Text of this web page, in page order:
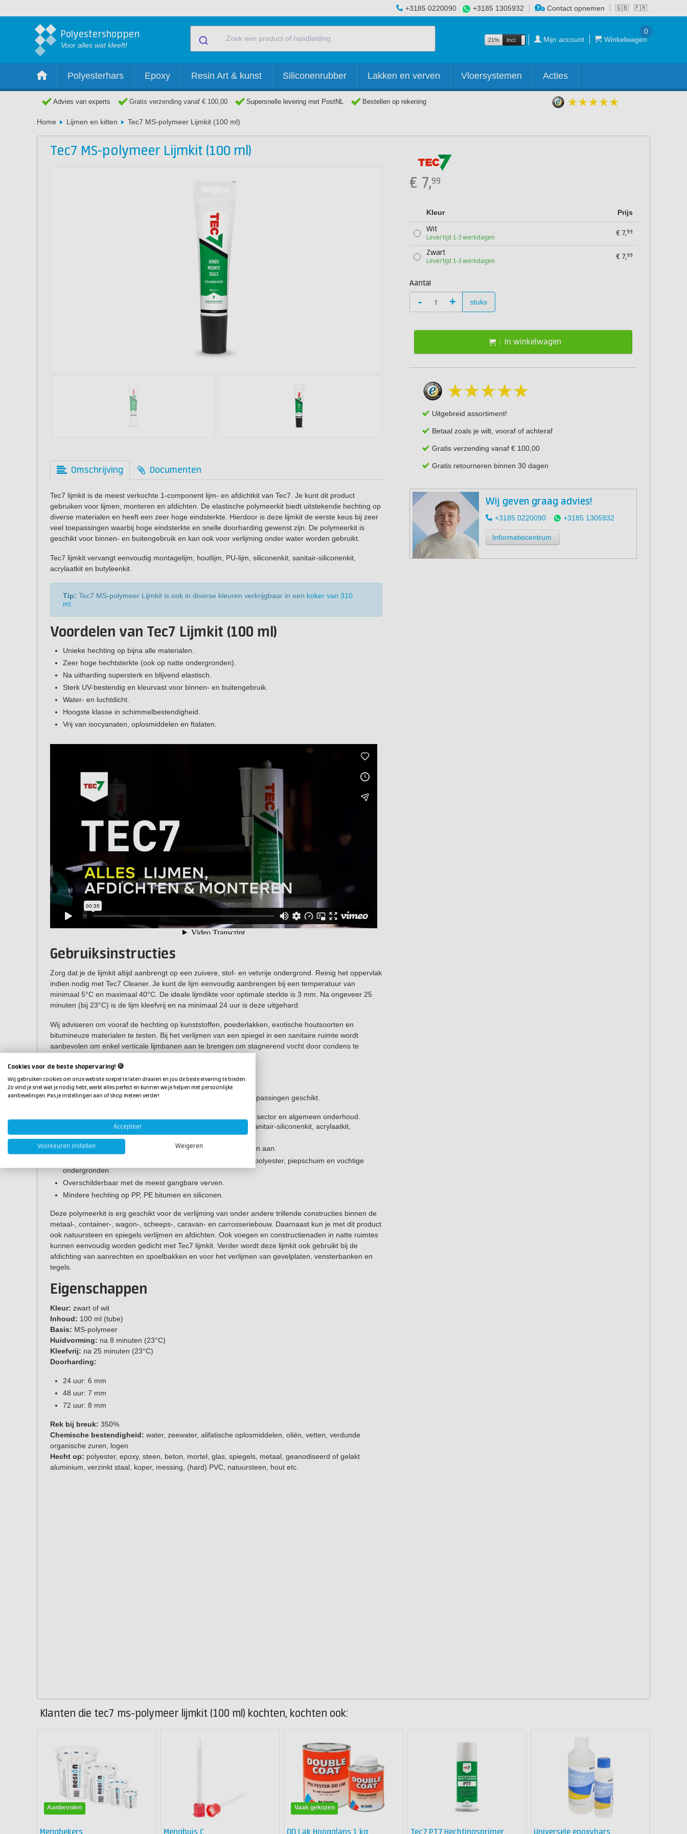
🇬🇧 🇫🇷
+3185 0220090 +3185 1305932 Contact opnemen
Polyestershoppen
Voor alles wat kleeft!
21% Incl. Excl. Mijn account Winkelwagen
0
Polyesterhars Epoxy Resin Art & kunst Siliconenrubber Lakken en verven Vloersystemen Acties
Advies van experts Gratis verzending vanaf € 100,00 Supersnelle levering met PostNL Bestellen op rekening
Home Lijmen en kitten Tec7 MS-polymeer Lijmkit (100 ml)
Tec7 MS-polymeer Lijmkit (100 ml)
Omschrijving Documenten
Tec7 lijmkit is de meest verkochte 1-component lijm- en afdichtkit van Tec7. Je kunt dit product
gebruiken voor lijmen, monteren en afdichten. De elastische polymeerkit biedt uitstekende hechting op
diverse materialen en heeft een zeer hoge eindsterkte. Hierdoor is deze lijmkit de eerste keus bij zeer
veel toepassingen waarbij hoge eindsterkte en snelle doorharding gewenst zijn. De polymeerkit is
geschikt voor binnen- en buitengebruik en kan ook voor verlijming onder water worden gebruikt.
Tec7 lijmkit vervangt eenvoudig montagelijm, houtlijm, PU-lijm, siliconenkit, sanitair-siliconenkit,
acrylaatkit en butyleenkit.
Tip: Tec7 MS-polymeer Lijmkit is ook in diverse kleuren verkrijgbaar in een koker van 310
ml
Voordelen van Tec7 Lijmkit (100 ml)
Unieke hechting op bijna alle materialen.
Zeer hoge hechtsterkte (ook op natte ondergronden).
Na uitharding supersterk en blijvend elastisch.
Sterk UV-bestendig en kleurvast voor binnen- en buitengebruik.
Water- en luchtdicht.
Hoogste klasse in schimmelbestendigheid.
Vrij van isocyanaten, oplosmiddelen en ftalaten.
Gebruiksinstructies
Zorg dat je de lijmkit altijd aanbrengt op een zuivere, stof- en vetvrije ondergrond. Reinig het oppervlak
indien nodig met Tec7 Cleaner. Je kunt de lijm eenvoudig aanbrengen bij een temperatuur van
minimaal 5°C en maximaal 40°C. De ideale lijmdikte voor optimale sterkte is 3 mm. Na ongeveer 25
minuten (bij 23°C) is de lijm kleefvrij en na minimaal 24 uur is deze uitgehard.
Wij adviseren om vooraf de hechting op kunststoffen, poederlakken, exotische houtsoorten en
bitumineuze materialen te testen. Bij het verlijmen van een spiegel in een sanitaire ruimte wordt
aanbevolen om enkel verticale lijmbanen aan te brengen om stagnerend vocht door condens te
Toepassingen Tec7 lijm
Tec7 lijm is erg veelzijdig en is voor een grote diversiteit aan toepassingen geschikt.
Geschikt voor alle toepassingen in de bouwsector, sanitaire sector en algemeen onderhoud.
Vervanger van montagelijm, houtlijm, PU lijm, siliconenkit, sanitair-siliconenkit, acrylaatkit,
butyleenkit.
Hecht op de meeste ondergronden en tast geen kunststoffen aan.
Ook geschikt voor spiegels, natuursteen (bloedt niet door), polyester, piepschuim en vochtige
ondergronden.
Overschilderbaar met de meest gangbare verven.
Mindere hechting op PP, PE bitumen en siliconen.
Deze polymeerkit is erg geschikt voor de verlijming van onder andere trillende constructies binnen de
metaal-, container-, wagon-, scheeps-, caravan- en carrosseriebouw. Daarnaast kun je met dit product
ook natuursteen en spiegels verlijmen en afdichten. Ook voegen en constructienaden in natte ruimtes
kunnen eenvoudig worden gedicht met Tec7 lijmkit. Verder wordt deze lijmkit ook gebruikt bij de
afdichting van aanrechten en spoelbakken en voor het verlijmen van gevelplaten, vensterbanken en
tegels.
Eigenschappen
Kleur: zwart of wit
Inhoud: 100 ml (tube)
Basis: MS-polymeer
Huidvorming: na 8 minuten (23°C)
Kleefvrij: na 25 minuten (23°C)
Doorharding:
24 uur: 6 mm
48 uur: 7 mm
72 uur: 8 mm
Rek bij breuk: 350%
Chemische bestendigheid: water, zeewater, alifatische oplosmiddelen, oliën, vetten, verdunde
organische zuren, logen
Hecht op: polyester, epoxy, steen, beton, mortel, glas, spiegels, metaal, geanodiseerd of gelakt
aluminium, verzinkt staal, koper, messing, (hard) PVC, natuursteen, hout etc.
€ 7,99
Kleur Prijs
Wit
Levertijd 1-3 werkdagen
€ 7,99
Zwart
Levertijd 1-3 werkdagen
€ 7,99
Aantal
- + stuks
In winkelwagen
Uitgebreid assortiment!
Betaal zoals je wilt, vooraf of achteraf
Gratis verzending vanaf € 100,00
Gratis retourneren binnen 30 dagen
Wij geven graag advies!
+3185 0220090 +3185 1305932
Informatiecentrum
Klanten die tec7 ms-polymeer lijmkit (100 ml) kochten, kochten ook:
Aanbevolen
Mengbekers Mengbuis C
Vaak gekozen
DD Lak Hoogglans 1 kg Tec7 PT7 Hechtingsprimer Universele epoxyhars
Cookies voor de beste shopervaring! 🍪
Wij gebruiken cookies om onze website soepel te laten draaien en jou de beste ervaring te bieden.
Zo vind je snel wat je nodig hebt, werkt alles perfect en kunnen we je helpen met persoonlijke
aanbevelingen. Pas je instellingen aan of shop meteen verder!
Accepteer
Voorkeuren instellen Weigeren